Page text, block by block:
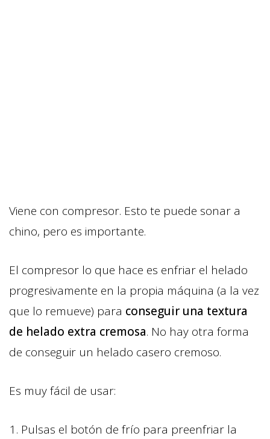
Viene con compresor. Esto te puede sonar a
chino, pero es importante.
El compresor lo que hace es enfriar el helado
progresivamente en la propia máquina (a la vez
que lo remueve) para conseguir una textura
de helado extra cremosa. No hay otra forma
de conseguir un helado casero cremoso.
Es muy fácil de usar:
Pulsas el botón de frío para preenfriar la